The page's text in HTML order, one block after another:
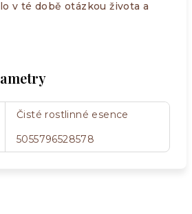
v té době otázkou života a
Čisté rostlinné esence
5055796528578